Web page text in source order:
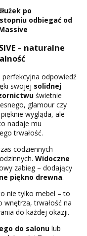
po
odbiegać od
– naturalne
odpowiedź
swojej solidnej
świetnie
glamour czy
wygląda, ale
nadaje mu
trwałość.
codziennych
Widoczne
zabieg – dodający
piękno drewna.
nie tylko mebel – to
trwałość na
do każdej okazji.
do salonu lub